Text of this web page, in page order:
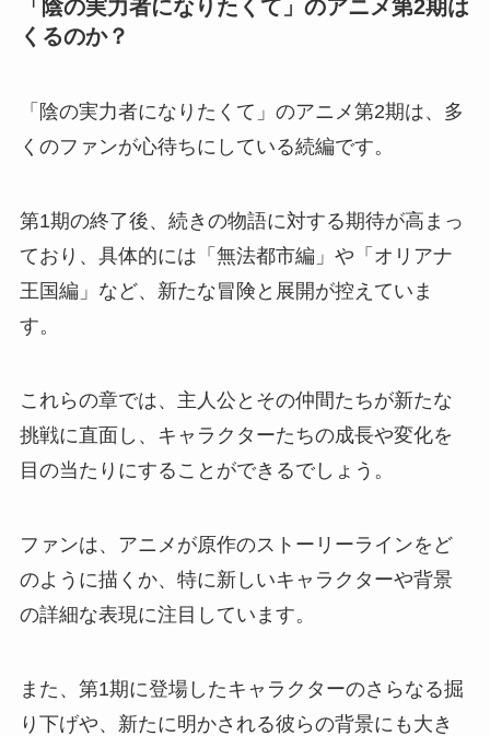
「陰の実力者になりたくて」のアニメ第2期は
くるのか？
「陰の実力者になりたくて」のアニメ第2期は、多
くのファンが心待ちにしている続編です。
第1期の終了後、続きの物語に対する期待が高まっ
ており、具体的には「無法都市編」や「オリアナ
王国編」など、新たな冒険と展開が控えていま
す。
これらの章では、主人公とその仲間たちが新たな
挑戦に直面し、キャラクターたちの成長や変化を
目の当たりにすることができるでしょう。
ファンは、アニメが原作のストーリーラインをど
のように描くか、特に新しいキャラクターや背景
の詳細な表現に注目しています。
また、第1期に登場したキャラクターのさらなる掘
り下げや、新たに明かされる彼らの背景にも大き